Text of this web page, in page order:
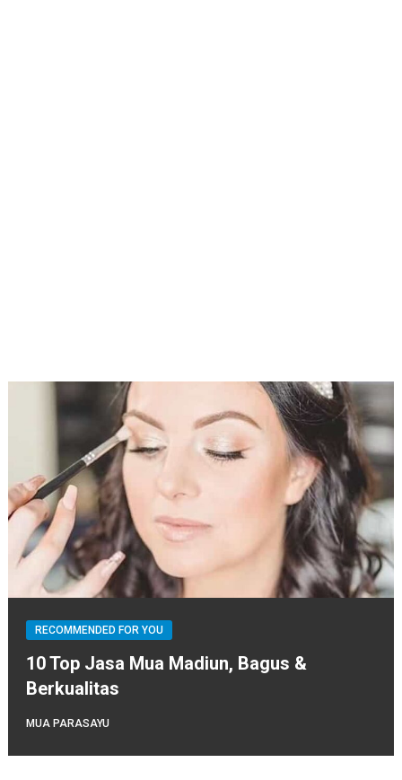
RECOMMENDED FOR YOU
10 Top Jasa Mua Madiun, Bagus &
Berkualitas
MUA PARASAYU